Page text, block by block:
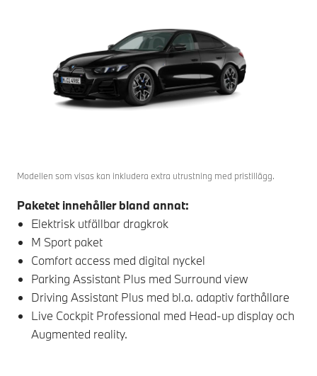
Modellen som visas kan inkludera extra utrustning med pristillägg.
Paketet innehåller bland annat:
Elektrisk utfällbar dragkrok
M Sport paket
Comfort access med digital nyckel
Parking Assistant Plus med Surround view
Driving Assistant Plus med bl.a. adaptiv farthållare
Live Cockpit Professional med Head-up display och
Augmented reality.